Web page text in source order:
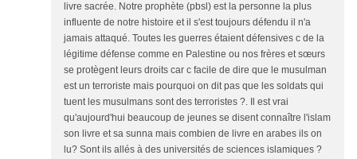
livre sacrée. Notre prophète (pbsl) est la personne la plus
influente de notre histoire et il s'est toujours défendu il n'a
jamais attaqué. Toutes les guerres étaient défensives c de la
légitime défense comme en Palestine ou nos frères et sœurs
se protègent leurs droits car c facile de dire que le musulman
est un terroriste mais pourquoi on dit pas que les soldats qui
tuent les musulmans sont des terroristes ?. Il est vrai
qu'aujourd'hui beaucoup de jeunes se disent connaître l'islam
son livre et sa sunna mais combien de livre en arabes ils on
lu? Sont ils allés à des universités de sciences islamiques ?